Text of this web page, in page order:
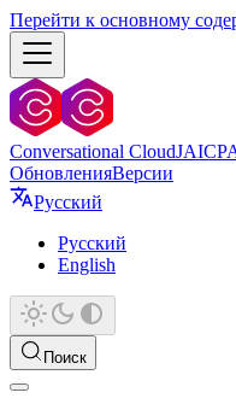
Перейти к основному
Conversational CloudJAICP
ОбновленияВерсии
Русский
Русский
English
Поиск